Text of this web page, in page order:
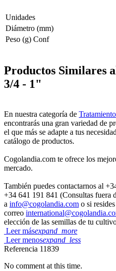
Unidades
Diámetro (mm)
Peso (g) Conf
Productos Similares
3/4 - 1"
En nuestra categoría de
encontrarás una gran variedad de
el que más se adapte a tus
catálogo de productos.
Cogolandia.com te ofrece los
mercado.
También puedes contactarnos al
+34 641 191 841 (Consultas fuera
a info@cogolandia.com o si
correo
elección de las semillas de tu
Leer másexpand_more
Leer menosexpand_less
Referencia 11839
No comment at this time.